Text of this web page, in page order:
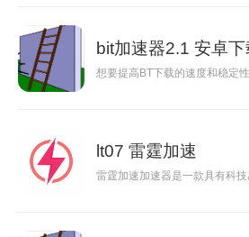
bit加速器2.1 安卓下
想要提高BT下载的速度和稳定
lt07 雷霆加速
雷霆加速加速器是一款具有科